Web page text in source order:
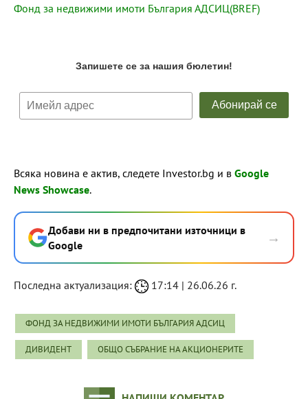
Фонд за недвижими имоти България АДСИЦ(BREF)
Всяка новина е актив, следете Investor.bg и в Google
News Showcase.
Добави ни в предпочитани източници в
Google
→
Последна актуализация: 17:14 | 26.06.26 г.
ФОНД ЗА НЕДВИЖИМИ ИМОТИ БЪЛГАРИЯ АДСИЦ
ДИВИДЕНТ ОБЩО СЪБРАНИЕ НА АКЦИОНЕРИТЕ